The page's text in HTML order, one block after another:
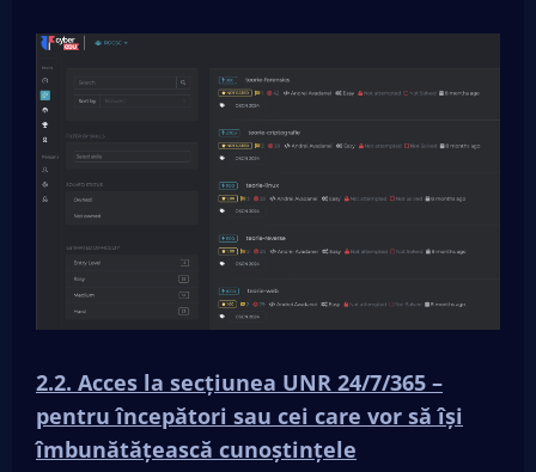
2.2. Acces la secțiunea UNR 24/7/365 –
pentru începători sau cei care vor să își
îmbunătățească cunoștințele